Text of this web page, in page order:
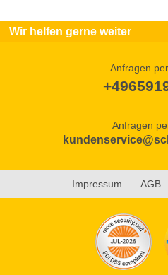
Wir helfen gerne weiter
Anfragen
Anfragen
Impressum AGB